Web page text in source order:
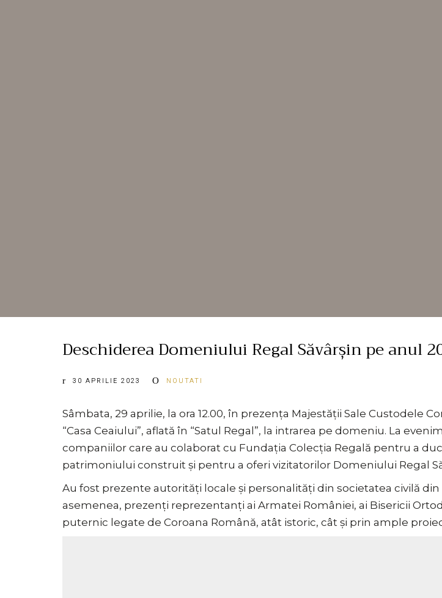
Deschiderea Domeniului Regal Săvârșin pe anul
30 APRILIE 2023 NOUTATI
Sâmbata, 29 aprilie, la ora 12.00, în prezența Majestății Sale Custodele
“Casa Ceaiului”, aflată în “Satul Regal”, la intrarea pe domeniu. La
companiilor care au colaborat cu Fundația Colecția Regală pentru a
patrimoniului construit și pentru a oferi vizitatorilor Domeniului Regal
Au fost prezente autorități locale și personalități din societatea civilă din
asemenea, prezenți reprezentanți ai Armatei României, ai Bisericii
puternic legate de Coroana Română, atât istoric, cât și prin ample